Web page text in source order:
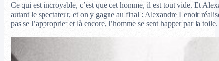
Ce qui est incroyable, c’est que cet homme, il est tout vide. Et
autant le spectateur, et on y gagne au final : Alexandre Lenoir
pas se l’approprier et là encore, l’homme se sent happer par la